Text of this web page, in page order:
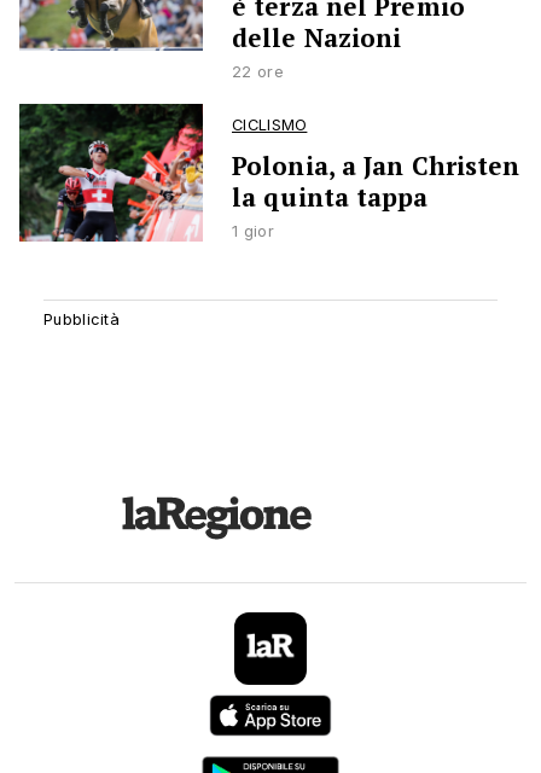
delle Nazioni
22 ore
CICLISMO
Polonia, a Jan Christen
la quinta tappa
1 gior